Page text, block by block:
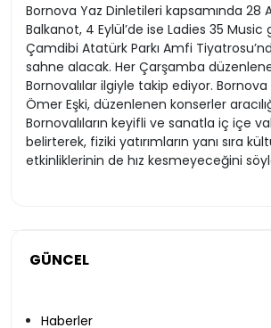
GÜNCEL
Haberler
Bornova Yaz Dinletileri kapsamında 28
Balkanot, 4 Eylül’de ise Ladies 35 Music
Çamdibi Atatürk Parkı Amfi
sahne alacak. Her Çarşamba
Bornovalılar ilgiyle takip ediyor. Bornova
Ömer Eşki, düzenlenen konserler
Bornovalıların keyifli ve sanatla iç içe
belirterek, fiziki yatırımların yanı sıra
etkinliklerinin de hız kesmeyeceğini